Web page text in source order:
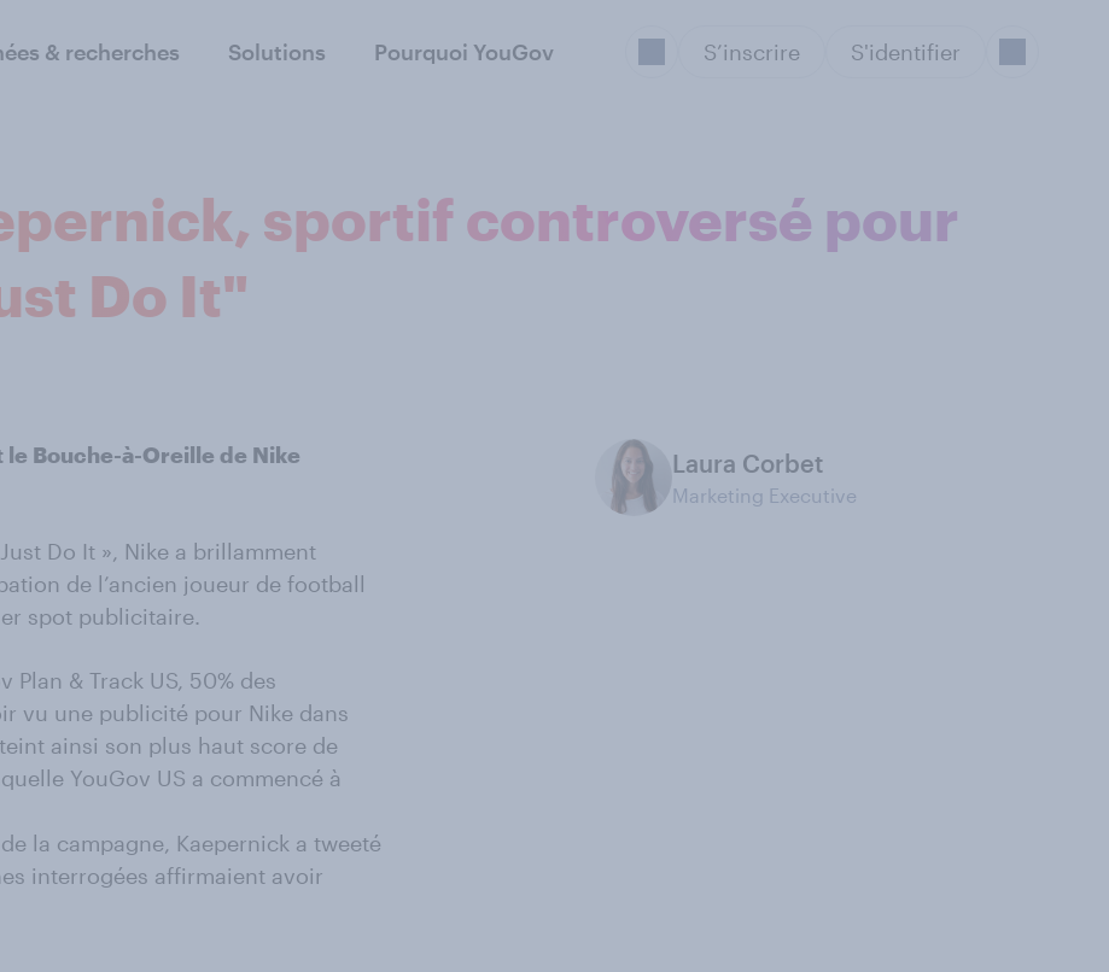
& recherches Solutions Pourquoi YouGov S’inscrire S'identifier
sportif controversé pour
Do It"
Bouche-à-Oreille de Nike
Do It », Nike a brillamment
de l’ancien joueur de football
spot publicitaire.
Plan & Track US, 50% des
vu une publicité pour Nike dans
ainsi son plus haut score de
YouGov US a commencé à
la campagne, Kaepernick a tweeté
interrogées affirmaient avoir
Laura Corbet
Marketing Executive